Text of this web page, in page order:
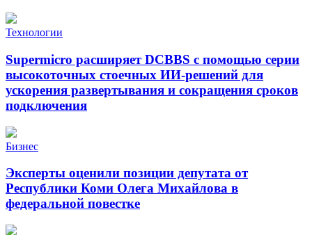
Технологии
Supermicro расширяет DCBBS с помощью серии
высокоточных стоечных ИИ-решений для
ускорения развертывания и сокращения сроков
подключения
Бизнес
Эксперты оценили позиции депутата от
Республики Коми Олега Михайлова в
федеральной повестке